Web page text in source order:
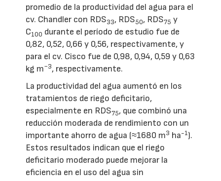
promedio de la productividad del agua para el
cv. Chandler con RDS33, RDS50, RDS75 y
C100 durante el período de estudio fue de
0,82, 0,52, 0,66 y 0,56, respectivamente, y
para el cv. Cisco fue de 0,98, 0,94, 0,59 y 0,63
kg m−3, respectivamente.
La productividad del agua aumentó en los
tratamientos de riego deficitario,
especialmente en RDS75, que combinó una
reducción moderada de rendimiento con un
importante ahorro de agua (≈1680 m3 ha-1).
Estos resultados indican que el riego
deficitario moderado puede mejorar la
eficiencia en el uso del agua sin